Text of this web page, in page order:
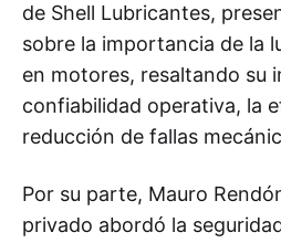
de Shell Lubricantes,
sobre la importancia de la
en motores, resaltando su
confiabilidad operativa, la
reducción de fallas
Por su parte, Mauro
privado abordó la